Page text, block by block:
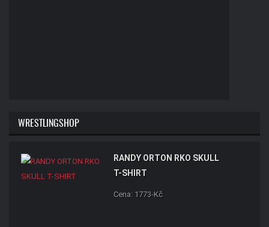
WRESTLINGSHOP
RANDY ORTON RKO SKULL
T-SHIRT
Cena: 1773-Kč